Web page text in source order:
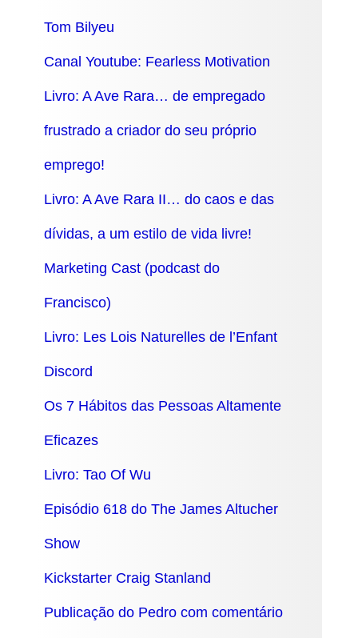
Tom Bilyeu
Canal Youtube: Fearless Motivation
Livro: A Ave Rara… de empregado
frustrado a criador do seu próprio
emprego!
Livro: A Ave Rara II… do caos e das
dívidas, a um estilo de vida livre!
Marketing Cast (podcast do
Francisco)
Livro: Les Lois Naturelles de l’Enfant
Discord
Os 7 Hábitos das Pessoas Altamente
Eficazes
Livro: Tao Of Wu
Episódio 618 do The James Altucher
Show
Kickstarter Craig Stanland
Publicação do Pedro com comentário